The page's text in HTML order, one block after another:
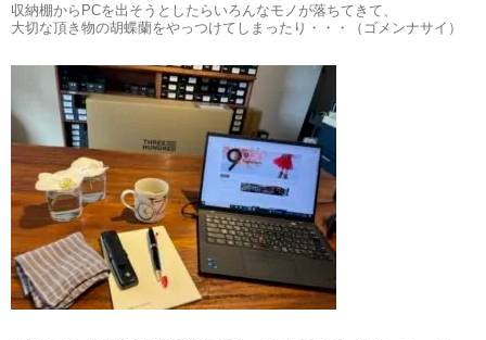
収納棚からPCを出そうとしたらいろんなモノが落ちてきて、
大切な頂き物の胡蝶蘭をやっつけてしまったり・・・（ゴメンナサイ）